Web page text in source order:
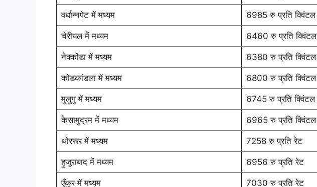
वर्धान्नपेट में मध्यम 6985 रु प्रति क्विंटल
चेरीयल में मध्यम 6460 रु प्रति क्विंटल
नेक्कोंडा में मध्यम 6380 रु प्रति क्विंटल
कोडकांडला में मध्यम 6800 रु प्रति क्विंटल
मुलुगु में मध्यम 6745 रु प्रति क्विंटल
केसामुद्रम में मध्यम 6965 रु प्रति क्विंटल
थोररूर में मध्यम 7258 रु प्रति रेट
हुजूराबाद में मध्यम 6956 रु प्रति रेट
एँकुर में मध्यम 7030 रु प्रति रेट